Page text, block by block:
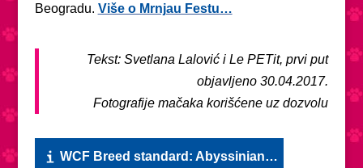
Beogradu. Više o Mrnjau Festu…
Tekst: Svetlana Lalović i Le PETit, prvi put
objavljeno 30.04.2017.
Fotografije mačaka korišćene uz dozvolu
WCF Breed standard: Abyssinian…